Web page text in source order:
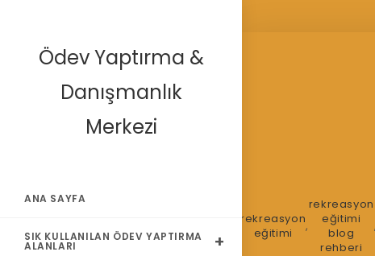
Ödev Yaptırma &
Danışmanlık
Merkezi
ANA SAYFA
SIK KULLANILAN ÖDEV YAPTIRMA
ALANLARI
eğlence
blog
rehberi
eğlence
blog
stratejileri
blog
blogu
rekreasyon
eğitimi
,
rekreasyon
eğitimi
blog
rehberi
,